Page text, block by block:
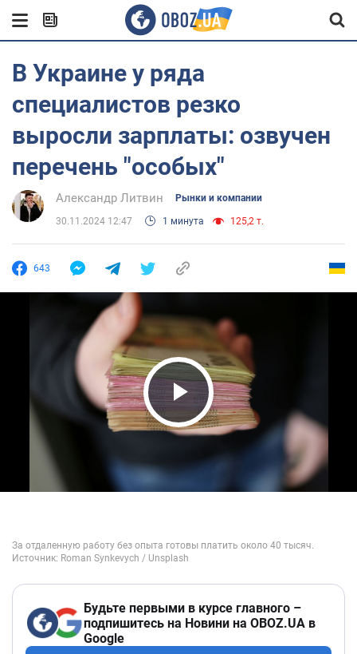
В Украине у ряда
специалистов резко
выросли зарплаты: озвучен
перечень "особых"
Александр Литвин Рынки и компании
30.11.2024 12:47 1 минута 125,2 т.
643
Play Video
Будьте первыми в курсе главного –
подпишитесь на Новини на OBOZ.UA в
Google